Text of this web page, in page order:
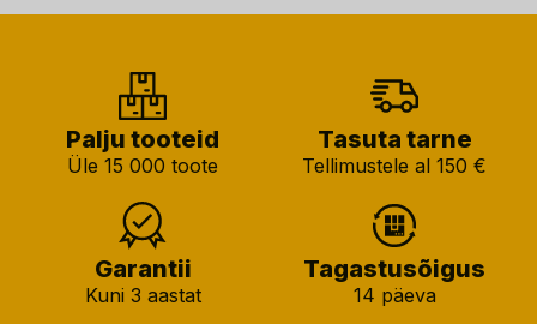
Palju tooteid
Üle 15 000 toote
Tasuta tarne
Tellimustele al 150 €
Garantii
Kuni 3 aastat
Tagastusõigus
14 päeva